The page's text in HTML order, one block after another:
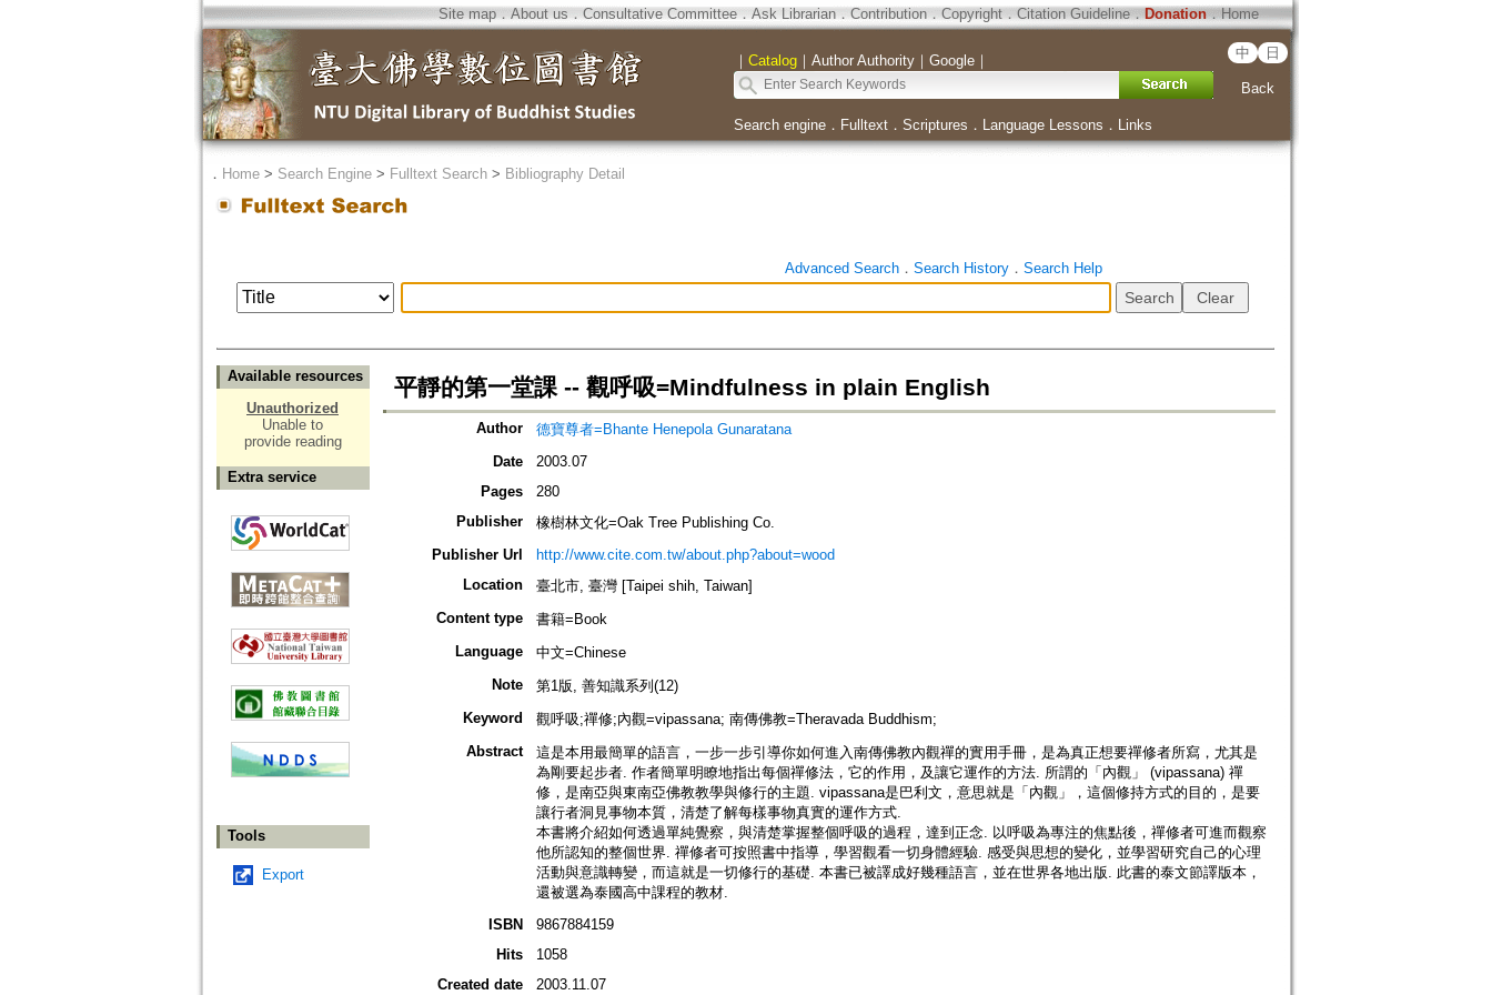
Site map．About us ． Consultative Committee． Ask Librarian． Contribution．Copyright．Citation Guideline． Donation．Home
｜ Catalog｜ Author Authority｜ Google｜ 中 日
Back
Search engine． Fulltext． Scriptures ． Language Lessons ． Links
． Home> Search Engine> Fulltext Search> Bibliography Detail
Advanced Search． Search History． Search Help
Available resources
Unauthorized
Unable to
provide reading
Extra service
Tools
Export
平靜的第一堂課 -- 觀呼吸=Mindfulness in plain English
Author
德寶尊者=Bhante Henepola Gunaratana
Date
2003.07
Pages
280
Publisher
橡樹林文化=Oak Tree Publishing Co.
Publisher Url
http://www.cite.com.tw/about.php?about=wood
Location
臺北市, 臺灣 [Taipei shih, Taiwan]
Content type
書籍=Book
Language
中文=Chinese
Note
第1版, 善知識系列(12)
Keyword
觀呼吸;禪修;內觀=vipassana; 南傳佛教=Theravada Buddhism;
Abstract
這是本用最簡單的語言，一步一步引導你如何進入南傳佛教內觀禪的實用手冊，是為真正想要禪修者所寫，尤其是
為剛要起步者. 作者簡單明瞭地指出每個禪修法，它的作用，及讓它運作的方法. 所謂的「內觀」 (vipassana) 禪
修，是南亞與東南亞佛教教學與修行的主題. vipassana是巴利文，意思就是「內觀」，這個修持方式的目的，是要
讓行者洞見事物本質，清楚了解每樣事物真實的運作方式.
本書將介紹如何透過單純覺察，與清楚掌握整個呼吸的過程，達到正念. 以呼吸為專注的焦點後，禪修者可進而觀察
他所認知的整個世界. 禪修者可按照書中指導，學習觀看一切身體經驗. 感受與思想的變化，並學習研究自己的心理
活動與意識轉變，而這就是一切修行的基礎. 本書已被譯成好幾種語言，並在世界各地出版. 此書的泰文節譯版本，
還被選為泰國高中課程的教材.
ISBN
9867884159
Hits
1058
Created date
2003.11.07